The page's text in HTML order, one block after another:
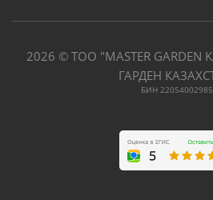
2026 © ТОО "MASTER GARDEN
ГАРДЕН
БИН